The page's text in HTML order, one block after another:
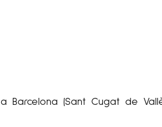
(Sant Cugat de